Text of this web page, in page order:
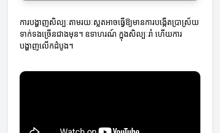
ការបង្ហាញសិល្បៈតាមរយៈស្លតអាចធ្វើឱ្យមានការបង្កើតប្រាស្រ័យ
ទាក់ទងច្រើនជាងមុន។ ឧទាហរណ៍ ក្នុងសិល្បៈរាំ ហើយការ
បង្ហាញលើកដំបូង។